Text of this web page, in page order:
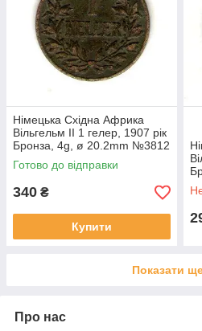
Німецька Східна Африка
Вільгельм II 1 гелер, 1907 рік
Бронза, 4g, ø 20.2mm №3812
Готово до відправки
340 ₴
Купити
Показати
Про нас